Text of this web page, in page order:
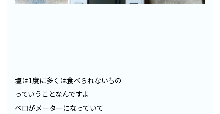
塩は1度に多くは食べられないもの
っていうことなんですよ
ベロがメーターになっていて